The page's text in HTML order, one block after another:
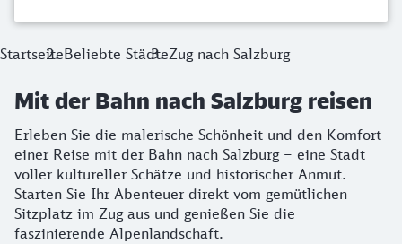
StartseiteBeliebte StädteZug nach Salzburg
Mit der Bahn nach Salzburg reisen
Erleben Sie die malerische Schönheit und den Komfort
einer Reise mit der Bahn nach Salzburg – eine Stadt
voller kultureller Schätze und historischer Anmut.
Starten Sie Ihr Abenteuer direkt vom gemütlichen
Sitzplatz im Zug aus und genießen Sie die
faszinierende Alpenlandschaft.